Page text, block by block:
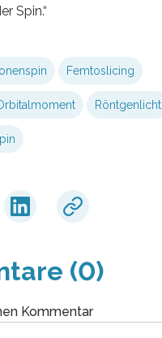
Spin.“
Femtoslicing
Röntgenlicht
(0)
Kommentar